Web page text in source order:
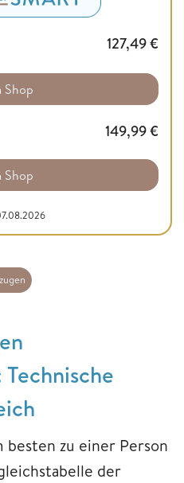
127,49€
Shop
149,99€
Shop
zu einer Person
der